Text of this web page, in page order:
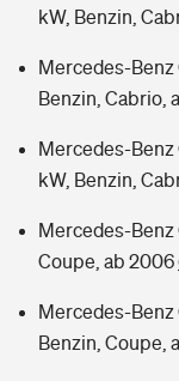
kW, Benzin,
Mercedes-Benz
Benzin, Cabrio,
Mercedes-Benz
kW, Benzin,
Mercedes-Benz
Coupe, ab 2006
Mercedes-Benz
Benzin, Coupe,